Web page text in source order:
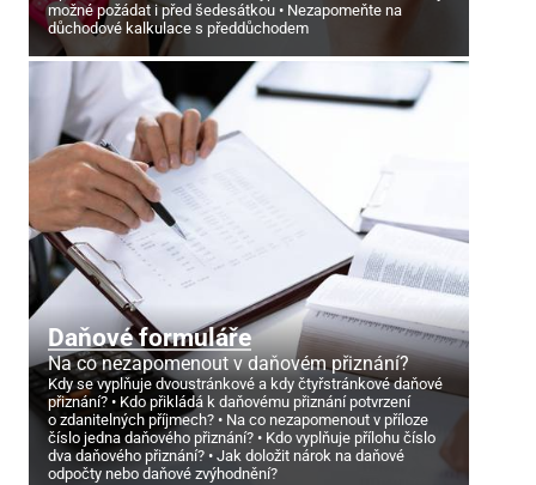
možné požádat i před šedesátkou
Nezapomeňte na
důchodové kalkulace s předdůchodem
Daňové formuláře
Na co nezapomenout v daňovém přiznání?
Kdy se vyplňuje dvoustránkové a kdy čtyřstránkové daňové
přiznání?
Kdo přikládá k daňovému přiznání potvrzení
o zdanitelných příjmech?
Na co nezapomenout v příloze
číslo jedna daňového přiznání?
Kdo vyplňuje přílohu číslo
dva daňového přiznání?
Jak doložit nárok na daňové
odpočty nebo daňové zvýhodnění?